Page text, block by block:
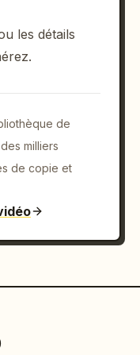
fin
lentement pour
perçant
la
au point
la vieille
néon
les détails
de
milliers
de copie et